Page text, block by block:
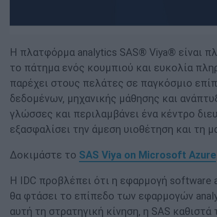
Η πλατφόρμα analytics SAS® Viya® είναι
το πάτημα ενός κουμπιού και ευκολία
παρέχει στους πελάτες σε παγκόσμιο
δεδομένων, μηχανικής μάθησης και
γλώσσες και περιλαμβάνει ένα κέντρο
εξασφαλίσει την άμεση υιοθέτηση και τη
Δοκιμάστε το SAS Viya on Microsoft Azure
H IDC προβλέπει ότι η εφαρμογή software
θα φτάσει το επίπεδο των εφαρμογών
αυτή τη στρατηγική κίνηση, η SAS